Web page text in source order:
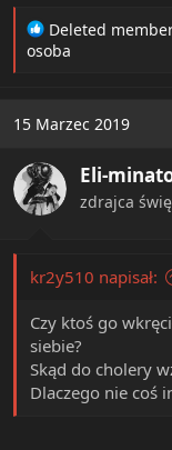
R
e
i
n
s
:
Deleted
osoba
15 Marzec 2019
Eli-
zdrajca
kr2y510 napisał:
Czy ktoś go
siebie?
Skąd do cholery
Dlaczego nie coś